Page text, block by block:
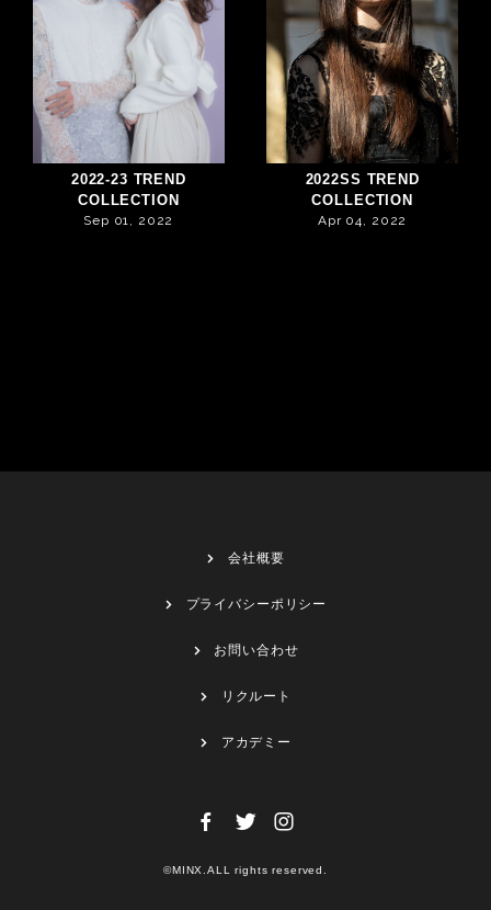
2022-23 TREND
COLLECTION
Sep 01, 2022
2022SS TREND
COLLECTION
Apr 04, 2022
会社概要
プライバシーポリシー
お問い合わせ
リクルート
アカデミー
©MINX.ALL rights reserved.